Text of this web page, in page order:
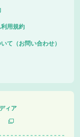
用規約
て（お問い合わせ）
ィア